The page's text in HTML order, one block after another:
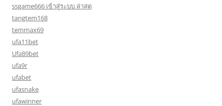
ssgame666 เข้าสู่ระบบ ล่าสุด
tangtem168
temmax69
ufa11bet
Ufa89bet
ufa9r
ufabet
ufasnake
ufawinner